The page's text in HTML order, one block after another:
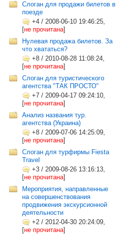
Слоган для продажи билетов в
поезде
+4 / 2008-06-10 19:46:25,
[не прочитана]
Нулевая продажа билетов. За
что хвататься?
+8 / 2010-08-28 11:08:24,
[не прочитана]
Слоган для туристического
агентства "ТАК ПРОСТО"
+7 / 2009-04-17 09:24:10,
[не прочитана]
Анализ названия тур.
агентства (Украина)
+8 / 2009-07-06 14:25:09,
[не прочитана]
Слоган для турфирмы Fiesta
Travel
+3 / 2009-08-26 13:16:13,
[не прочитана]
Мероприятия, направленные
на совершенствования
продвижения экскурсионной
деятельности
+2 / 2012-04-30 20:24:09,
[не прочитана]